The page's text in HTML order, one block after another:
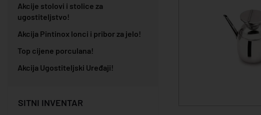
Akcije stolovi i stolice za
ugostiteljstvo!
Akcija Pintinox lonci i pribor za jelo!
Top cijene porculana!
Akcija Ugostiteljski Uređaji!
SITNI INVENTAR